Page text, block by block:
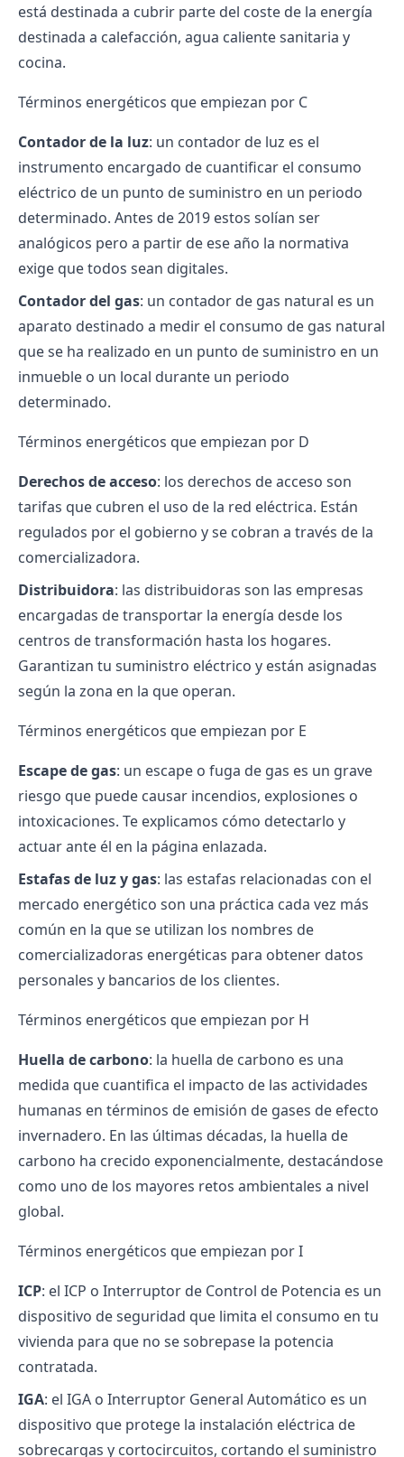
está destinada a cubrir parte del coste de la energía
destinada a calefacción, agua caliente sanitaria y
cocina.
Términos energéticos que empiezan por C
Contador de la luz: un contador de luz es el
instrumento encargado de cuantificar el consumo
eléctrico de un punto de suministro en un periodo
determinado. Antes de 2019 estos solían ser
analógicos pero a partir de ese año la normativa
exige que todos sean digitales.
Contador del gas: un contador de gas natural es un
aparato destinado a medir el consumo de gas natural
que se ha realizado en un punto de suministro en un
inmueble o un local durante un periodo
determinado.
Términos energéticos que empiezan por D
Derechos de acceso: los derechos de acceso son
tarifas que cubren el uso de la red eléctrica. Están
regulados por el gobierno y se cobran a través de la
comercializadora.
Distribuidora: las distribuidoras son las empresas
encargadas de transportar la energía desde los
centros de transformación hasta los hogares.
Garantizan tu suministro eléctrico y están asignadas
según la zona en la que operan.
Términos energéticos que empiezan por E
Escape de gas: un escape o fuga de gas es un grave
riesgo que puede causar incendios, explosiones o
intoxicaciones. Te explicamos cómo detectarlo y
actuar ante él en la página enlazada.
Estafas de luz y gas: las estafas relacionadas con el
mercado energético son una práctica cada vez más
común en la que se utilizan los nombres de
comercializadoras energéticas para obtener datos
personales y bancarios de los clientes.
Términos energéticos que empiezan por H
Huella de carbono: la huella de carbono es una
medida que cuantifica el impacto de las actividades
humanas en términos de emisión de gases de efecto
invernadero. En las últimas décadas, la huella de
carbono ha crecido exponencialmente, destacándose
como uno de los mayores retos ambientales a nivel
global.
Términos energéticos que empiezan por I
ICP: el ICP o Interruptor de Control de Potencia es un
dispositivo de seguridad que limita el consumo en tu
vivienda para que no se sobrepase la potencia
contratada.
IGA: el IGA o Interruptor General Automático es un
dispositivo que protege la instalación eléctrica de
sobrecargas y cortocircuitos, cortando el suministro